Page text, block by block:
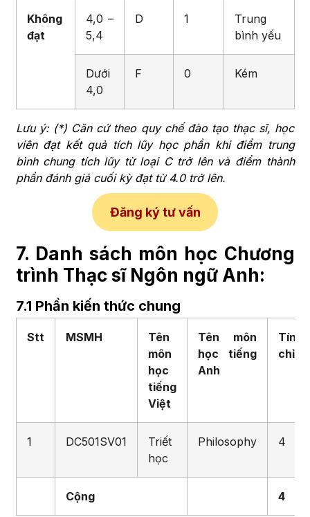
Không
đạt
4,0 –
5,4
D 1
Trung
bình yếu
Dưới
4,0
F 0 Kém
Lưu ý: (*) Căn cứ theo quy chế đào tạo thạc sĩ, học
viên đạt kết quả tích lũy học phần khi điểm trung
bình chung tích lũy từ loại C trở lên và điểm thành
phần đánh giá cuối kỳ đạt từ 4.0 trở lên.
Đăng ký tư vấn
7. Danh sách môn học Chương
trình Thạc sĩ Ngôn ngữ Anh:
7.1 Phần kiến thức chung
Stt MSMH
Tên
môn
học
tiếng
Việt
Tên môn
học
tiếng
Anh
Tín
chỉ
1 DC501SV01
Triết
học
Philosophy 4
Cộng 4